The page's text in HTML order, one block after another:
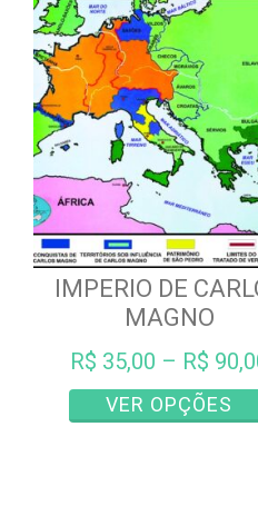
IMPERIO DE
MAGNO
R$ 35,00 – R$
VER OPÇÕES